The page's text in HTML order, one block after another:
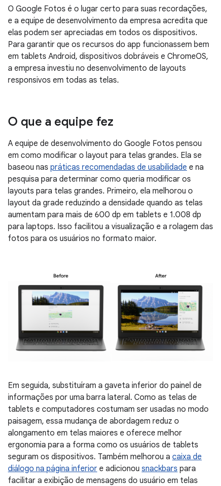
O Google Fotos é o lugar certo para suas recordações,
e a equipe de desenvolvimento da empresa acredita que
elas podem ser apreciadas em todos os dispositivos.
Para garantir que os recursos do app funcionassem bem
em tablets Android, dispositivos dobráveis e ChromeOS,
a empresa investiu no desenvolvimento de layouts
responsivos em todas as telas.
O que a equipe fez
A equipe de desenvolvimento do Google Fotos pensou
em como modificar o layout para telas grandes. Ela se
baseou nas práticas recomendadas de usabilidade e na
pesquisa para determinar como queria modificar os
layouts para telas grandes. Primeiro, ela melhorou o
layout da grade reduzindo a densidade quando as telas
aumentam para mais de 600 dp em tablets e 1.008 dp
para laptops. Isso facilitou a visualização e a rolagem das
fotos para os usuários no formato maior.
Em seguida, substituíram a gaveta inferior do painel de
informações por uma barra lateral. Como as telas de
tablets e computadores costumam ser usadas no modo
paisagem, essa mudança de abordagem reduz o
alongamento em telas maiores e oferece melhor
ergonomia para a forma como os usuários de tablets
seguram os dispositivos. Também melhorou a caixa de
diálogo na página inferior e adicionou snackbars para
facilitar a exibição de mensagens do usuário em telas